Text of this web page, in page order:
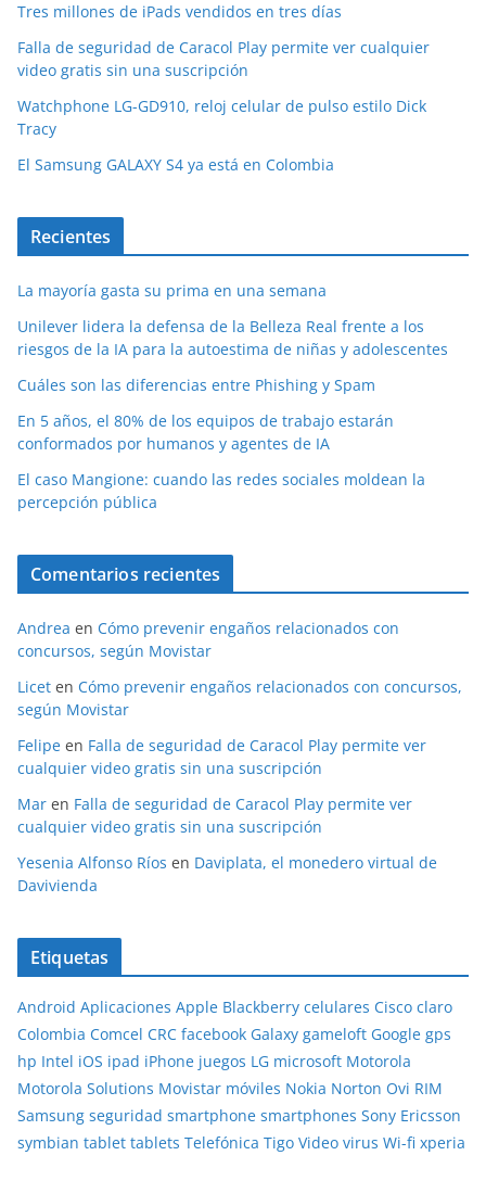
Tres millones de iPads vendidos en tres días
Falla de seguridad de Caracol Play permite ver cualquier
video gratis sin una suscripción
Watchphone LG-GD910, reloj celular de pulso estilo Dick
Tracy
El Samsung GALAXY S4 ya está en Colombia
Recientes
La mayoría gasta su prima en una semana
Unilever lidera la defensa de la Belleza Real frente a los
riesgos de la IA para la autoestima de niñas y adolescentes
Cuáles son las diferencias entre Phishing y Spam
En 5 años, el 80% de los equipos de trabajo estarán
conformados por humanos y agentes de IA
El caso Mangione: cuando las redes sociales moldean la
percepción pública
Comentarios recientes
Andrea en Cómo prevenir engaños relacionados con
concursos, según Movistar
Licet en Cómo prevenir engaños relacionados con concursos,
según Movistar
Felipe en Falla de seguridad de Caracol Play permite ver
cualquier video gratis sin una suscripción
Mar en Falla de seguridad de Caracol Play permite ver
cualquier video gratis sin una suscripción
Yesenia Alfonso Ríos en Daviplata, el monedero virtual de
Davivienda
Etiquetas
Android Aplicaciones Apple Blackberry celulares Cisco claro
Colombia Comcel CRC facebook Galaxy gameloft Google gps
hp Intel iOS ipad iPhone juegos LG microsoft Motorola
Motorola Solutions Movistar móviles Nokia Norton Ovi RIM
Samsung seguridad smartphone smartphones Sony Ericsson
symbian tablet tablets Telefónica Tigo Video virus Wi-fi xperia